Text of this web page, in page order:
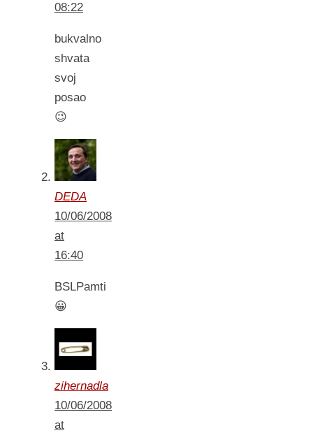
08:22
bukvalno
shvata
svoj
posao
😉
DEDA
10/06/2008
at
16:40
BSLPamti
😀
zihernadla
10/06/2008
at